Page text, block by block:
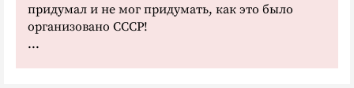
придумал и не мог придумать, как это было
организовано СССР!
...